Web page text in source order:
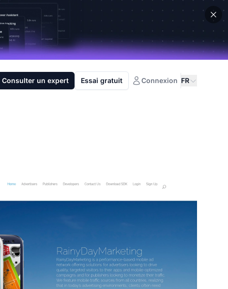
Consulter un expert Essai gratuit Connexion FR